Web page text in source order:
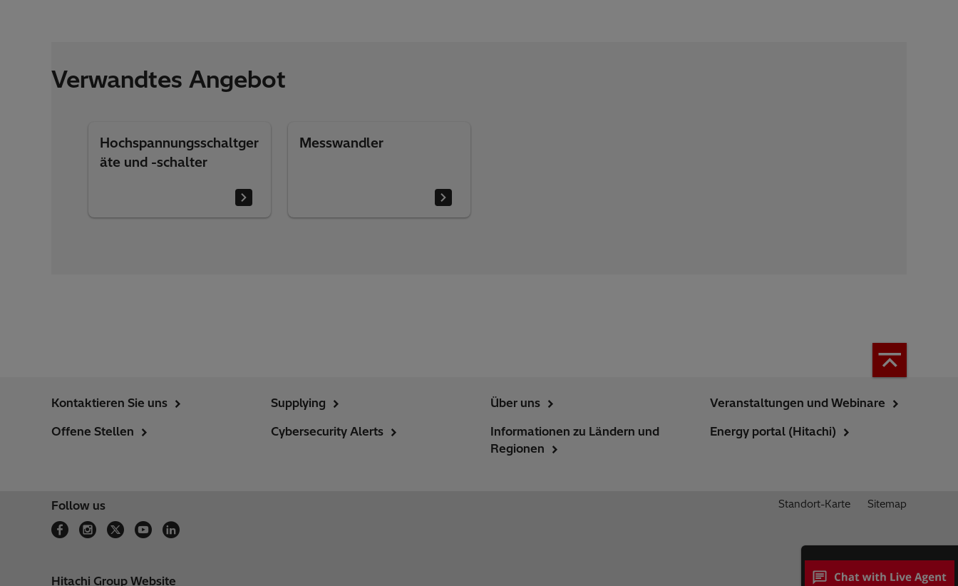
Verwandtes Angebot
Hochspannungsschaltger
äte und -schalter
Messwandler
Kontaktieren Sie uns
Offene Stellen
Supplying
Cybersecurity Alerts
Über uns
Informationen zu Ländern und
Regionen
Veranstaltungen und Webinare
Energy portal (Hitachi)
Follow us Standort-Karte Sitemap
Hitachi Group Website